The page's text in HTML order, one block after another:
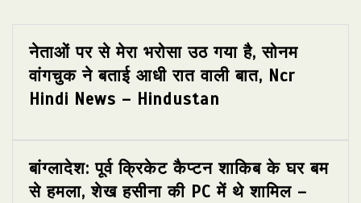
नेताओं पर से मेरा भरोसा उठ गया है, सोनम
वांगचुक ने बताई आधी रात वाली बात, Ncr
Hindi News – Hindustan
बांग्लादेश: पूर्व क्रिकेट कैप्टन शाकिब के घर बम
से हमला, शेख हसीना की PC में थे शामिल –